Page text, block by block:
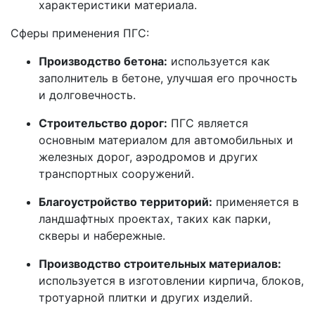
характеристики материала.
Сферы применения ПГС:
Производство бетона: используется как
заполнитель в бетоне, улучшая его прочность
и долговечность.
Строительство дорог: ПГС является
основным материалом для автомобильных и
железных дорог, аэродромов и других
транспортных сооружений.
Благоустройство территорий: применяется в
ландшафтных проектах, таких как парки,
скверы и набережные.
Производство строительных материалов:
используется в изготовлении кирпича, блоков,
тротуарной плитки и других изделий.